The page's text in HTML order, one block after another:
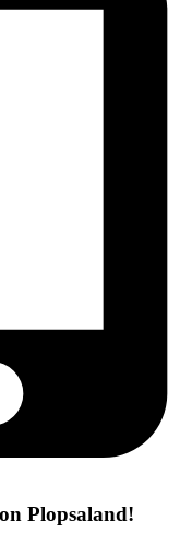
Plopsaland!